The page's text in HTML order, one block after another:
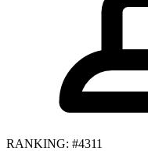
RANKING: #4311